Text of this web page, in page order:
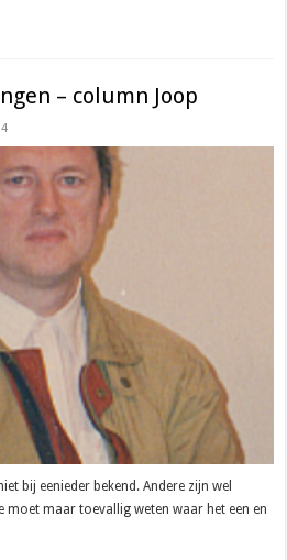
– column Joop
bij eenieder bekend. Andere zijn wel
moet maar toevallig weten waar het een en